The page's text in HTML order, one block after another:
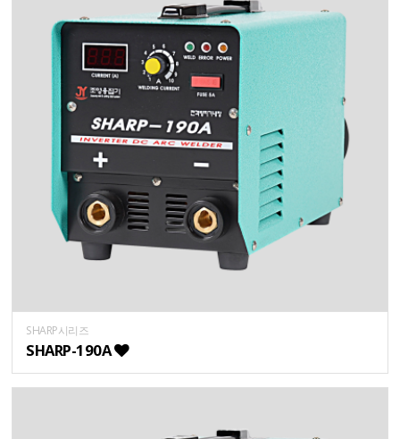
SHARP시리즈
SHARP-190A